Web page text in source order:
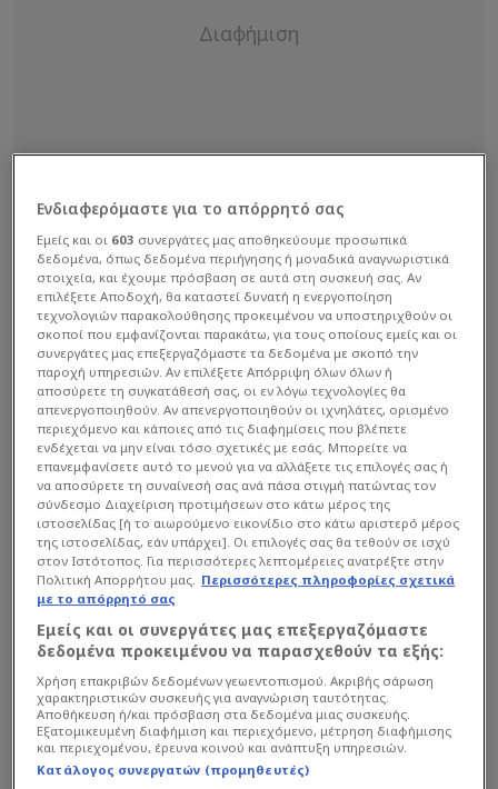
Το Τριμελές Εφετείο Κακουργημάτων
Θεσσαλονίκης τον κήρυξε ένοχο για ηθική
αυτουργία σε εκβίαση (κατ' επάγγελμα), ενώ
για την ίδια πράξη αθωώθηκε - λόγω
αμφιβολιών - ο αδελφός του Νίκος. Η
απόφαση επί των ποινών θα εκδοθεί το
επόμενο 24ωρο, καθώς το δικαστήριο διέκοψε
ενόψει της συζήτησης για τα ελαφρυντικά και
της έκδοσης της ποινής.
Διαβάστε επίσης...
Στην έξοδο ο Κεντζιόρα,
συμφώνησε με ομάδα -
Ενδιαφερόμαστε για το απόρρητό σας
Εμείς και οι 603 συνεργάτες μας αποθηκεύουμε προσωπικά
δεδομένα, όπως δεδομένα περιήγησης ή μοναδικά αναγνωριστικά
στοιχεία, και έχουμε πρόσβαση σε αυτά στη συσκευή σας. Αν
επιλέξετε Αποδοχή, θα καταστεί δυνατή η ενεργοποίηση
τεχνολογιών παρακολούθησης προκειμένου να υποστηριχθούν οι
σκοποί που εμφανίζονται παρακάτω, για τους οποίους εμείς και οι
συνεργάτες μας επεξεργαζόμαστε τα δεδομένα με σκοπό την
παροχή υπηρεσιών. Αν επιλέξετε Απόρριψη όλων όλων ή
αποσύρετε τη συγκατάθεσή σας, οι εν λόγω τεχνολογίες θα
απενεργοποιηθούν. Αν απενεργοποιηθούν οι ιχνηλάτες, ορισμένο
περιεχόμενο και κάποιες από τις διαφημίσεις που βλέπετε
ενδέχεται να μην είναι τόσο σχετικές με εσάς. Μπορείτε να
επανεμφανίσετε αυτό το μενού για να αλλάξετε τις επιλογές σας ή
να αποσύρετε τη συναίνεσή σας ανά πάσα στιγμή πατώντας τον
σύνδεσμο Διαχείριση προτιμήσεων στο κάτω μέρος της
ιστοσελίδας [ή το αιωρούμενο εικονίδιο στο κάτω αριστερό μέρος
της ιστοσελίδας, εάν υπάρχει]. Οι επιλογές σας θα τεθούν σε ισχύ
στον Ιστότοπος. Για περισσότερες λεπτομέρειες ανατρέξτε στην
Πολιτική Απορρήτου μας. Περισσότερες πληροφορίες σχετικά
με το απόρρητό σας
Εμείς και οι συνεργάτες μας επεξεργαζόμαστε
δεδομένα προκειμένου να παρασχεθούν τα εξής:
Χρήση επακριβών δεδομένων γεωεντοπισμού. Ακριβής σάρωση
χαρακτηριστικών συσκευής για αναγνώριση ταυτότητας.
Αποθήκευση ή/και πρόσβαση στα δεδομένα μιας συσκευής.
Εξατομικευμένη διαφήμιση και περιεχόμενο, μέτρηση διαφήμισης
και περιεχομένου, έρευνα κοινού και ανάπτυξη υπηρεσιών.
Κατάλογος συνεργατών (προμηθευτές)